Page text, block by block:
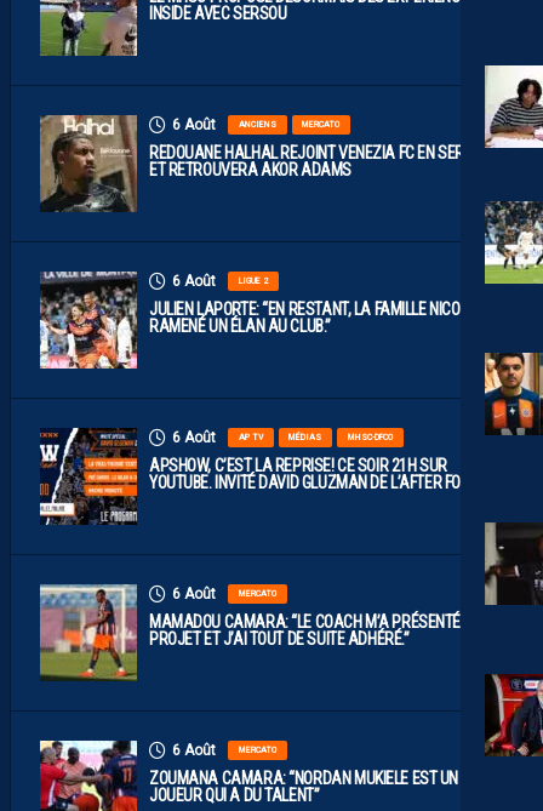
INSIDE AVEC SERSOU
6 Août ANCIENS MERCATO
REDOUANE HALHAL REJOINT VENEZIA FC EN SERIE A
ET RETROUVERA AKOR ADAMS
6 Août LIGUE 2
JULIEN LAPORTE: “EN RESTANT, LA FAMILLE NICOLLIN A
RAMENÉ UN ÉLAN AU CLUB.”
6 Août AP TV MÉDIAS MHSC-DFCO
APSHOW, C’EST LA REPRISE! CE SOIR 21H SUR
YOUTUBE. INVITÉ DAVID GLUZMAN DE L’AFTER FOOT.
6 Août MERCATO
MAMADOU CAMARA: “LE COACH M’A PRÉSENTÉ LE
PROJET ET J’AI TOUT DE SUITE ADHÉRÉ.”
6 Août MERCATO
ZOUMANA CAMARA: “NORDAN MUKIELE EST UN
JOUEUR QUI A DU TALENT”